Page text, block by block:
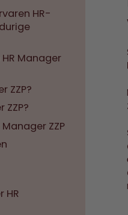
HR-
Manager
ZZP?
ZZP?
ZZP
HR